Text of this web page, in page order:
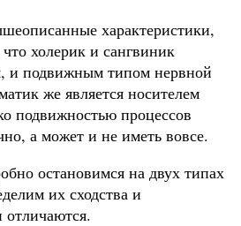
характеристики,
холерик и сангвиник
и подвижным типом нервной
же является носителем
подвижностью процессов
а может и не иметь вовсе.
остановимся на двух типах
их сходства и